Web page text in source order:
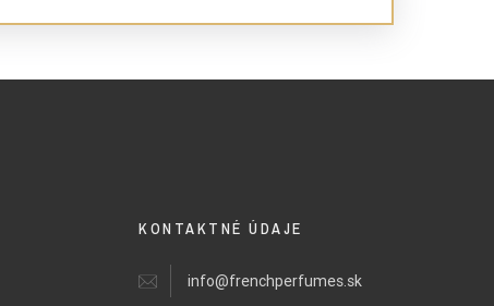
KONTAKTNÉ ÚDAJE
info@frenchperfumes.sk